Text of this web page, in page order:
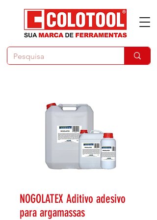
NOGOLATEX Aditivo adesivo
para argamassas